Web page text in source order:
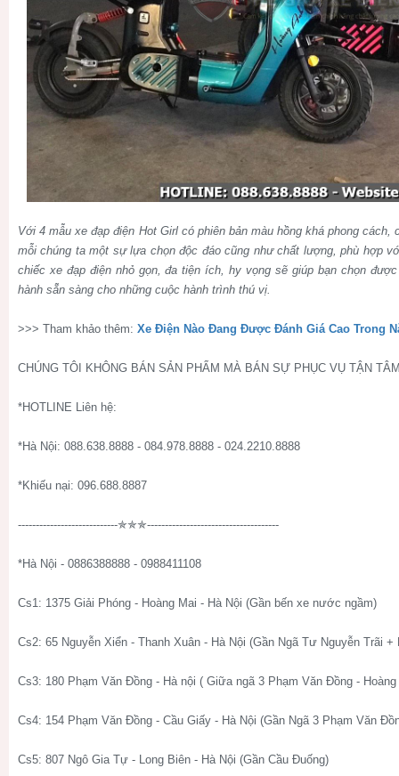
Với 4 mẫu xe đạp điện Hot Girl có phiên bản màu hồng khá phong cách,
mỗi chúng ta một sự lựa chọn độc đáo cũng như chất lượng, phù hợp
chiếc xe đạp điện nhỏ gọn, đa tiện ích, hy vọng sẽ giúp bạn chọn
hành sẵn sàng cho những cuộc hành trình thú vị.
>>> Tham khảo thêm: Xe Điện Nào Đang Được Đánh Giá Cao Trong
CHÚNG TÔI KHÔNG BÁN SẢN PHẨM MÀ BÁN SỰ PHỤC VỤ TẬN
*HOTLINE Liên hệ:
*Hà Nội: 088.638.8888 - 084.978.8888 - 024.2210.8888
*Khiếu nại: 096.688.8887
----------------------------✯✯✯-------------------------------------
*Hà Nội - 0886388888 - 0988411108
Cs1: 1375 Giải Phóng - Hoàng Mai - Hà Nội (Gần bến xe nước ngầm)
Cs2: 65 Nguyễn Xiển - Thanh Xuân - Hà Nội (Gần Ngã Tư Nguyễn Trãi +
Cs3: 180 Phạm Văn Đồng - Hà nội ( Giữa ngã 3 Phạm Văn Đồng -
Cs4: 154 Phạm Văn Đồng - Cầu Giấy - Hà Nội (Gần Ngã 3 Phạm Văn
Cs5: 807 Ngô Gia Tự - Long Biên - Hà Nội (Gần Cầu Đuống)